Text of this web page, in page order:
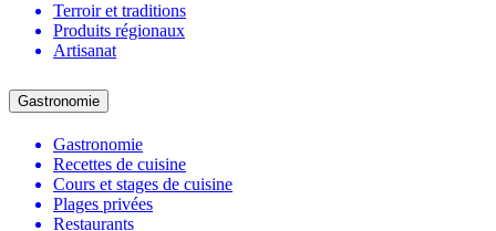
Terroir et traditions
Produits régionaux
Artisanat
Gastronomie
Gastronomie
Recettes de cuisine
Cours et stages de cuisine
Plages privées
Restaurants